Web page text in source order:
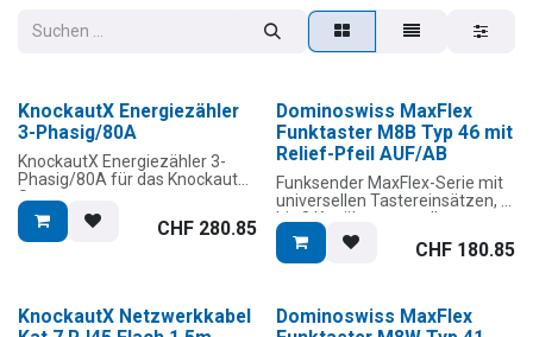
KnockautX Energiezähler
3-Phasig/80A
KnockautX Energiezähler 3-
Phasig/80A für das KnockautX-
System.
Der KnockautX Energiezähler,
Erfassung, Analyse und
Steuerung von elektrischen
CHF 280.85
Dominoswiss MaxFlex
Funktaster M8B Typ 46 mit
Relief-Pfeil AUF/AB
Funksender MaxFlex-Serie mit
universellen Tastereinsätzen, 1
bis 8 Kanäle verwendbar.
Stromversorgung:
Batteriebetrieb (Knopfzelle
(9 bis 24 VDC). Keine
Einbautiefe notwendig, dank
CHF 180.85
KnockautX Netzwerkkabel
Dominoswiss MaxFlex